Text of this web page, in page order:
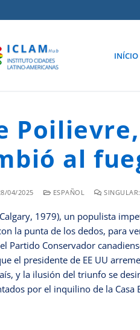
INÍCIO
al
04/2025 ESPAÑOL
1979), un populista
la punta de los dedos, para
Partido Conservador
el presidente de EE UU
y la ilusión del triunfo se
por el inquilino de la